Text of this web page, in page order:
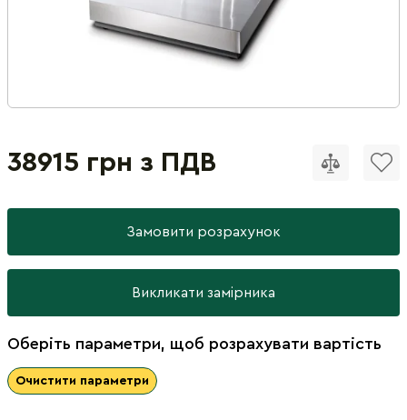
38915 грн з ПДВ
Замовити розрахунок
Викликати замірника
Оберіть параметри, щоб розрахувати вартість
Очистити параметри